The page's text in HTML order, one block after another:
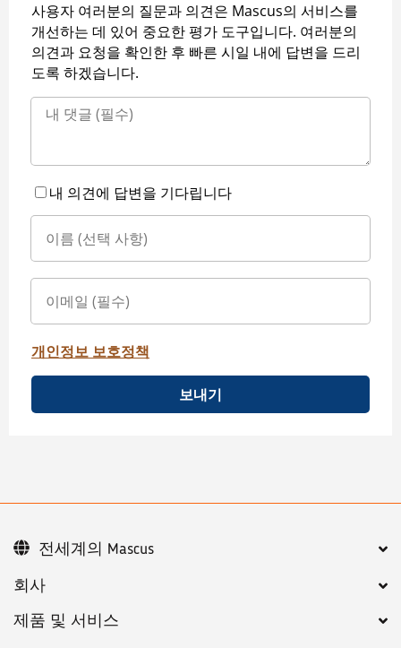
사용자 여러분의 질문과 의견은 Mascus의 서비스를
개선하는 데 있어 중요한 평가 도구입니다. 여러분의
의견과 요청을 확인한 후 빠른 시일 내에 답변을 드리
도록 하겠습니다.
내 의견에 답변을 기다립니다
개인정보 보호정책
보내기
회사
제품 및 서비스
전세계의 Mascus